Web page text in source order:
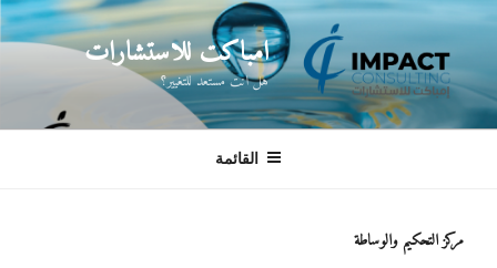
امباكت للاستشارات
هل انت مستعد للتغيير؟
القائمة
مركز التحكيم والوساطة